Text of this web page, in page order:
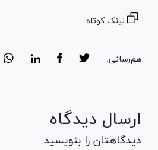
لینک کوتاه
هم‌رسانی:
ارسال دیدگاه
دیدگاهتان را بنویسید